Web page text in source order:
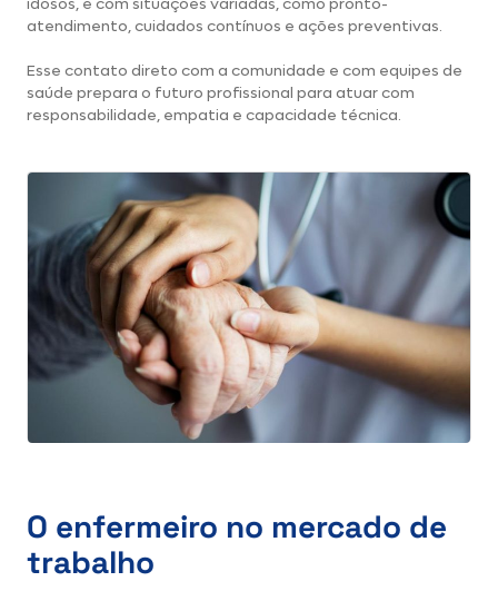
atendimento, cuidados contínuos e ações preventivas.
Esse contato direto com a comunidade e com equipes de
saúde prepara o futuro profissional para atuar com
responsabilidade, empatia e capacidade técnica.
O enfermeiro no mercado de
trabalho